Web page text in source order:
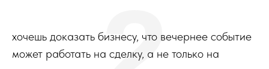
хочешь доказать бизнесу, что вечернее событие
может работать на сделку, а не только на